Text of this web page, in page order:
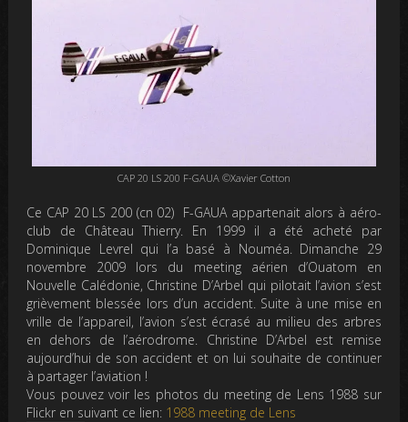
CAP 20 LS 200 F-GAUA ©Xavier Cotton
Ce CAP 20 LS 200 (cn 02) F-GAUA appartenait alors à aéro-
club de Château Thierry. En 1999 il a été acheté par
Dominique Levrel qui l’a basé à Nouméa. Dimanche 29
novembre 2009 lors du meeting aérien d’Ouatom en
Nouvelle Calédonie, Christine D’Arbel qui pilotait l’avion s’est
grièvement blessée lors d’un accident. Suite à une mise en
vrille de l’appareil, l’avion s’est écrasé au milieu des arbres
en dehors de l’aérodrome. Christine D’Arbel est remise
aujourd’hui de son accident et on lui souhaite de continuer
à partager l’aviation !
Vous pouvez voir les photos du meeting de Lens 1988 sur
Flickr en suivant ce lien: 1988 meeting de Lens